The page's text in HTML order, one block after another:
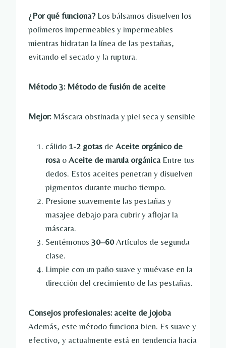
¿Por qué funciona?Los bálsamos disuelven los
polímeros impermeables y impermeables
mientras hidratan la línea de las pestañas,
evitando el secado y la ruptura.
Método 3: Método de fusión de aceite
Mejor:Máscara obstinada y piel seca y sensible
cálido 1-2 gotas de Aceite orgánico de
rosa o Aceite de marula orgánica Entre tus
dedos. Estos aceites penetran y disuelven
pigmentos durante mucho tiempo.
Presione suavemente las pestañas y
masajee debajo para cubrir y aflojar la
máscara.
Sentémonos 30–60Artículos de segunda
clase.
Limpie con un paño suave y muévase en la
dirección del crecimiento de las pestañas.
Consejos profesionales: aceite de jojoba
Además, este método funciona bien. Es suave y
efectivo, y actualmente está en tendencia hacia